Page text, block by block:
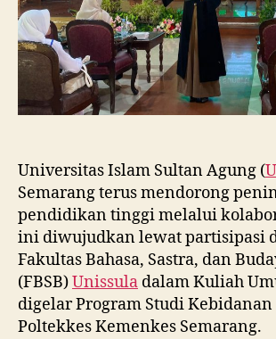
Universitas Islam Sultan Agung (
Semarang terus mendorong
pendidikan tinggi melalui
ini diwujudkan lewat partisipasi
Fakultas Bahasa, Sastra, dan
(FBSB)Unissula dalam Kuliah
digelar Program Studi Kebidanan
Poltekkes Kemenkes Semarang.